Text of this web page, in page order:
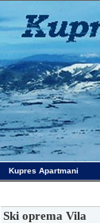
Kupres Apartmani
Ski oprema Vila